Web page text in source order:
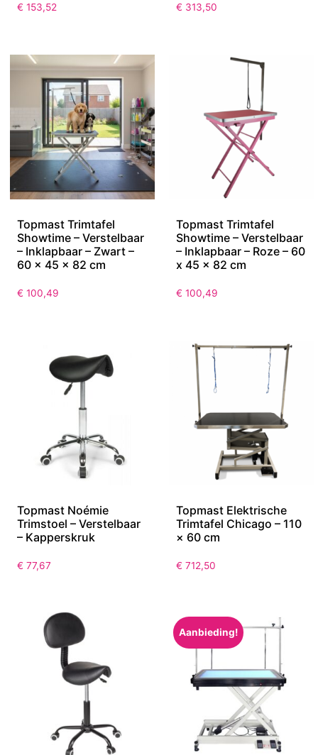
€ 153,52 € 313,50
Topmast Trimtafel
Showtime – Verstelbaar
– Inklapbaar – Zwart –
60 x 45 x 82 cm
€ 100,49
Topmast Trimtafel
Showtime – Verstelbaar
– Inklapbaar – Roze – 60
x 45 x 82 cm
€ 100,49
Topmast Noémie
Trimstoel – Verstelbaar
– Kapperskruk
€ 77,67
Topmast Elektrische
Trimtafel Chicago – 110
× 60 cm
€ 712,50
Aanbieding!